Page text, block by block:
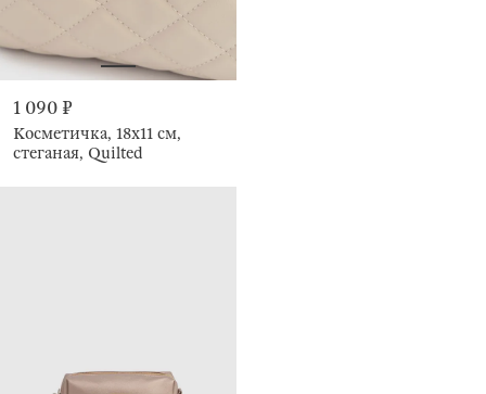
1 090 ₽
Косметичка, 18х11 см,
стеганая, Quilted